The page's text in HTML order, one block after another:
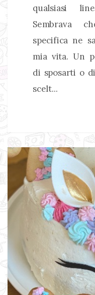
qualsiasi
Sembrava
specifica ne
mia vita. Un
di sposarti o
scelt...